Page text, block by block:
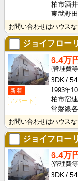
柏市酒
東武野
お問い合わせはハウス
ジョイフロー
新着
アパート
6.4万
3DK
1993年10
柏市宿
常磐線
お問い合わせはハウス
ジョイフロー
6.4万
3DK